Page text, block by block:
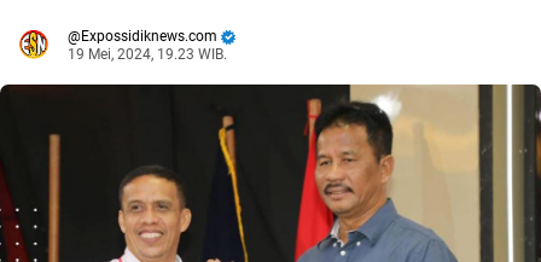
Expossidiknews.com
19 Mei, 2024, 19.23 WIB.